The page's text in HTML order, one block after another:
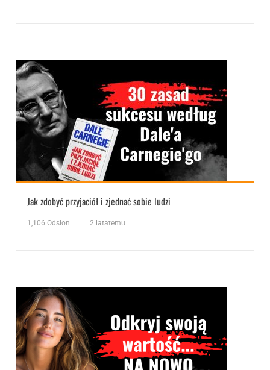
Jak zdobyć przyjaciół i zjednać sobie ludzi
1,106 Odsłon 2 latatemu